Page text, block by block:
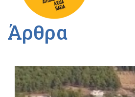
Άρθρα